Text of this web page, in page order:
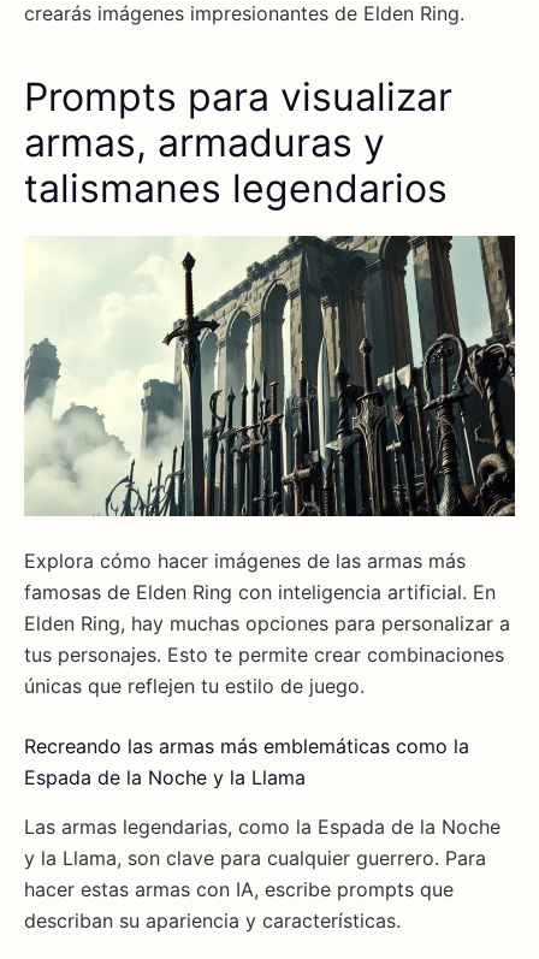
crearás imágenes impresionantes de Elden Ring.
Prompts para visualizar
armas, armaduras y
talismanes legendarios
Explora cómo hacer imágenes de las armas más
famosas de Elden Ring con inteligencia artificial. En
Elden Ring, hay muchas opciones para personalizar a
tus personajes. Esto te permite crear combinaciones
únicas que reflejen tu estilo de juego.
Recreando las armas más emblemáticas como la
Espada de la Noche y la Llama
Las armas legendarias, como la Espada de la Noche
y la Llama, son clave para cualquier guerrero. Para
hacer estas armas con IA, escribe prompts que
describan su apariencia y características.